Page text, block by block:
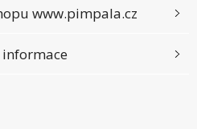
www.pimpala.cz
informace